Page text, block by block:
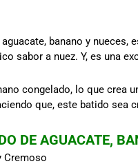
banano y
sabor a nuez. Y, es una
congelado, lo que crea
que, este batido sea
DE AGUACATE,
Cremoso